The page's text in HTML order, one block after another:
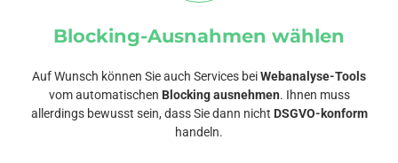
Blocking-Ausnahmen wählen
Auf Wunsch können Sie auch Services beiWebanalyse-Tools
vom automatischen Blocking ausnehmen. Ihnen muss
allerdings bewusst sein, dass Sie dann nicht DSGVO-konform
handeln.